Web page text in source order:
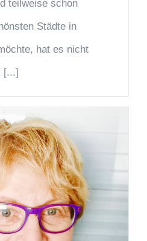
teilweise schon
Städte in
hat es nicht
[...]